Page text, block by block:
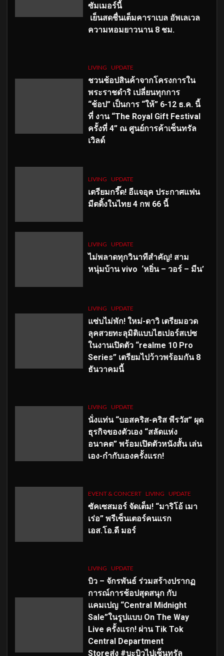
ซัมเมอร์นี้
เย็นสดชื่นเต็มคาราเบล อัพเลเวล
ความหอมยาวนาน 8 ชม.
LIVING UPDATE
ชวนช้อปสินค้าจากโครงการใน
พระราชดำริ เปลี่ยนทุกการ
“ช้อป” เป็นการ “ให้” 6-12 ธ.ค. นี้
ที่ งาน “The Royal Gift Festival
ครั้งที่ 4” ณ ศูนย์การค้าเซ็นทรัล
เวิลด์
LIVING UPDATE
เตรียมกรี๊ด! อีแจอุค ประกาศแฟน
มีตติ้งในไทย 4 กพ 66 นี้
LIVING UPDATE
ไม่พลาดทุกวินาทีสำคัญ! สาม
หนุ่มบ้าน vivo ‘หยิ่น – วอร์ – มีน’
LIVING UPDATE
แซ่บไม่พัก! ใหม่-ดาวิ เตรียมอวด
ลุคสวยทะลุมิติแบบไฮเปอร์สเปซ
ในงานเปิดตัว “realme 10 Pro
Series” เตรียมไปว้าวพร้อมกัน 8
ธันวาคมนี้
LIVING UPDATE
นั่งแท่น “บอสคริส-คริส พีรวัส” ผุด
ธุรกิจของตัวเอง “สลัดแห่ง
อนาคต” พร้อมเปิดตัวหนังสั้น เล่น
เอง-กำกับเองครั้งแรก!
EVENT & CONCERT LIVING UPDATE
ซัคเซสมอร์ จัดเต็ม! “มาริโอ้ เมา
เร่อ” พรีเซ็นเตอร์คนแรก
เอส.โอ.ดี มอร์
LIVING UPDATE
บิว – จักรพันธ์ ร่วมสร้างปรากฏ
การณ์การช้อปสุดสนุก กับ
แคมเปญ “Central Midnight
Sale”ในรูปแบบ On The Way
Live ครั้งแรก! ผ่าน Tik Tok
Central Department
Storeส่ง #บะบิวไปเซ็นทรัล